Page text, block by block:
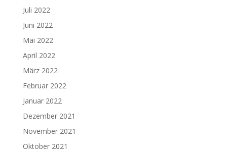
Juli 2022
Juni 2022
Mai 2022
April 2022
März 2022
Februar 2022
Januar 2022
Dezember 2021
November 2021
Oktober 2021